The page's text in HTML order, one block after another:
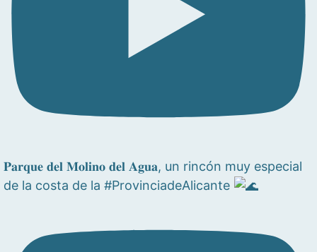
𝐏𝐚𝐫𝐪𝐮𝐞 𝐝𝐞𝐥 𝐌𝐨𝐥𝐢𝐧𝐨 𝐝𝐞𝐥 𝐀𝐠𝐮𝐚, un rincón muy especial
de la costa de la #ProvinciadeAlicante